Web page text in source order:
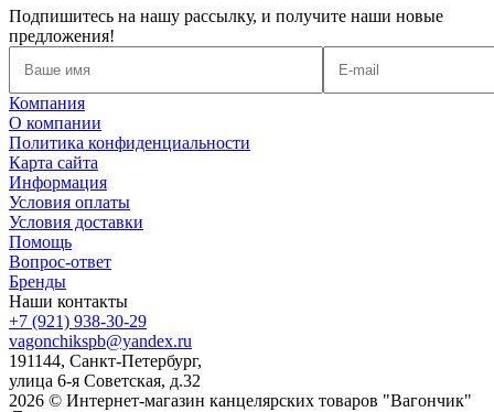
Подпишитесь на нашу рассылку, и получите наши новые
предложения!
Компания
О компании
Политика конфиденциальности
Карта сайта
Информация
Условия оплаты
Условия доставки
Помощь
Вопрос-ответ
Бренды
Наши контакты
+7 (921) 938-30-29
vagonchikspb@yandex.ru
191144, Санкт-Петербург,
улица 6-я Советская, д.32
2026 © Интернет-магазин канцелярских товаров "Вагончик"